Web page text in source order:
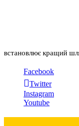
встановлює кращий
Facebook
Twitter
Instagram
Youtube